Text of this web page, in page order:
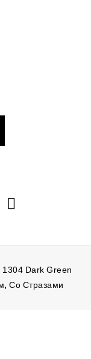
Dark Green
,Со Стразами